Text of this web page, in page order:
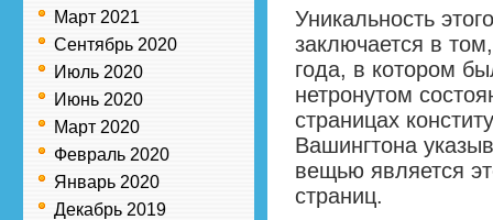
Март 2021
Сентябрь 2020
Июль 2020
Июнь 2020
Март 2020
Февраль 2020
Январь 2020
Декабрь 2019
Уникальность
заключается в
года, в котором
нетронутом
страницах
Вашингтона
вещью является
страниц.